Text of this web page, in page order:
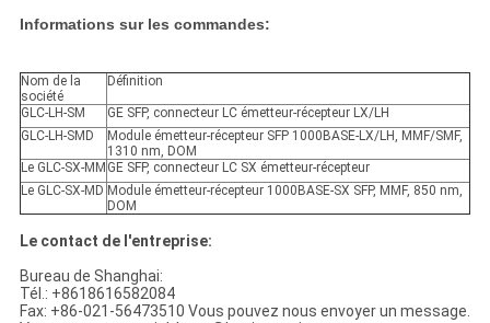
Informations sur les commandes:
Nom de la
société
Définition
GLC-LH-SM
GE SFP, connecteur LC émetteur-récepteur LX/LH
GLC-LH-SMD
Module émetteur-récepteur SFP 1000BASE-LX/LH, MMF/SMF,
1310 nm, DOM
Le GLC-SX-MM GE SFP, connecteur LC SX émetteur-récepteur
Le GLC-SX-MD Module émetteur-récepteur 1000BASE-SX SFP, MMF, 850 nm,
DOM
Le contact de l'entreprise:
Bureau de Shanghai:
Tél.: +8618616582084
Fax: +86-021-56473510 Vous pouvez nous envoyer un message.